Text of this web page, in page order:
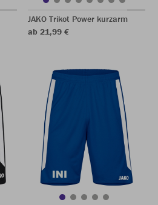
JAKO Trikot Power kurzarm
ab 21,99 €